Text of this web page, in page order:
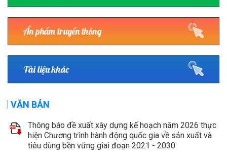
Ấn phẩm truyền thông
Tài liệu khác
VĂN BẢN
Thông báo đề xuất xây dựng kế hoạch năm 2026 thực
hiện Chương trình hành động quốc gia về sản xuất và
tiêu dùng bền vững giai đoạn 2021 - 2030